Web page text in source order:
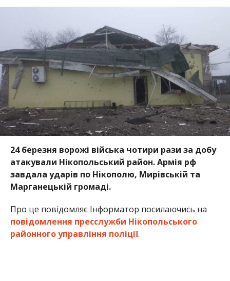
24 березня ворожі війська чотири рази за добу
завдала ударів по Нікополю, Мирівській та
Марганецькій громаді.
Про це повідомляє Інформатор посилаючись на
повідомлення пресслужби Нікопольського
районного управління поліції
Значних руйнувань завдано одному з сіл
Мирівської громади. Пошкоджено дах та вікна
адмінбудівлі, приватних будинків, крамниці та
автотранспорту. Осколками посічено металеву
огорожу та фасади.
У Нікополі та Марганецькій громаді обійшлося без
значних руйнувань. Наразі правоохоронці
продовжують роботу на місцях обстрілу для